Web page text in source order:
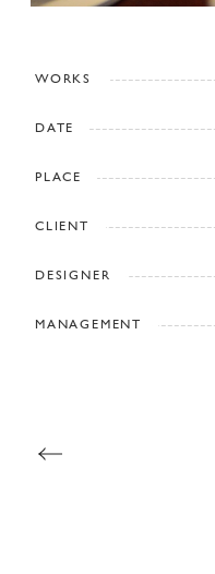
WORKS
DATE
PLACE
CLIENT
DESIGNER
MANAGEMENT